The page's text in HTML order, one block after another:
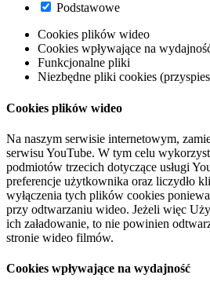
Podstawowe
Cookies plików wideo
Cookies wpływające na
Funkcjonalne pliki
Niezbędne pliki cookies
Cookies plików wideo
Na naszym serwisie internetowym,
serwisu YouTube. W tym celu
podmiotów trzecich dotyczące usługi
preferencje użytkownika oraz liczydło
wyłączenia tych plików cookies
przy odtwarzaniu wideo. Jeżeli więc
ich załadowanie, to nie powinien
stronie wideo filmów.
Cookies wpływające na wydajność